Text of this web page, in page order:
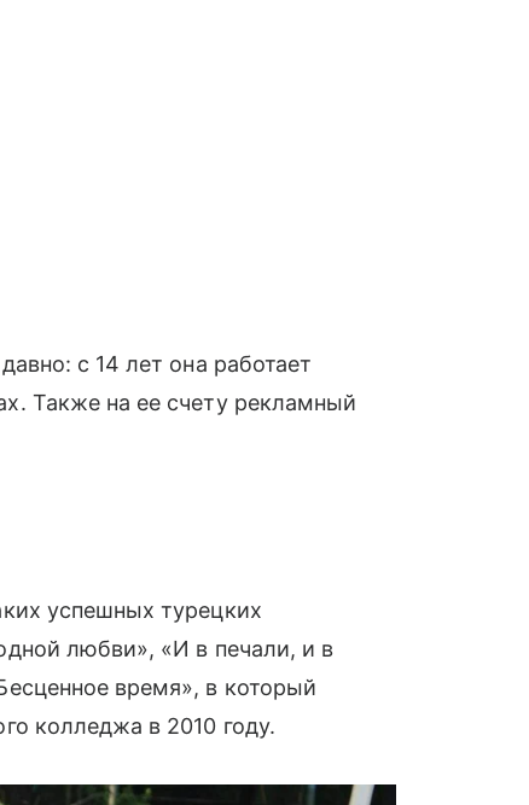
с 14 лет она работает
Также на ее счету рекламный
успешных турецких
любви», «И в печали, и в
время», в который
колледжа в 2010 году.